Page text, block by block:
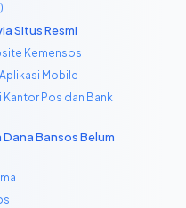
Situs Resmi
Kemensos
Mobile
Pos dan Bank
Bansos Belum